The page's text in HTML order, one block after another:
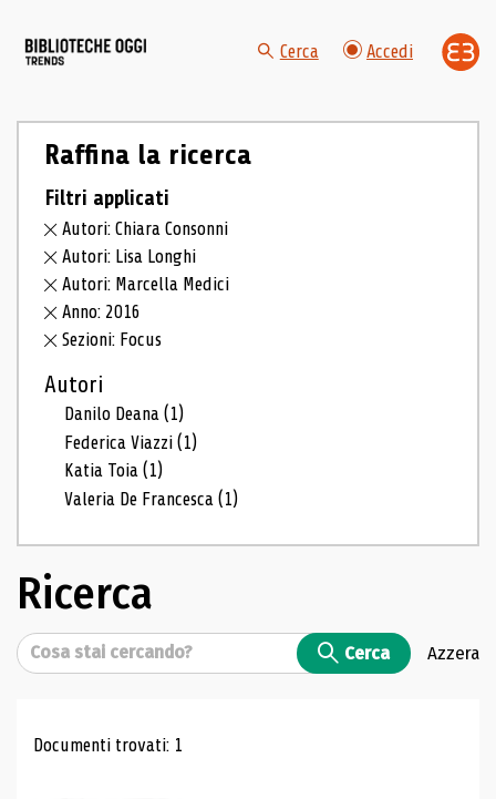
Cerca Accedi
Raffina la ricerca
Filtri applicati
Autori: Chiara Consonni
Autori: Lisa Longhi
Autori: Marcella Medici
Anno: 2016
Sezioni: Focus
Autori
Danilo Deana(1)
Federica Viazzi(1)
Katia Toia(1)
Valeria De Francesca(1)
Ricerca
Cerca Cerca Azzera
Risultati di ricerca
Documenti trovati: 1